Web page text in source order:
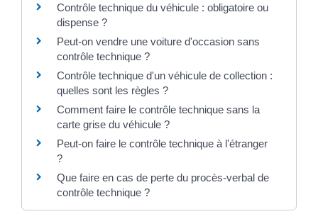
Contrôle technique du véhicule : obligatoire ou
dispense ?
Peut-on vendre une voiture d'occasion sans
contrôle technique ?
Contrôle technique d'un véhicule de collection :
quelles sont les règles ?
Comment faire le contrôle technique sans la
carte grise du véhicule ?
Peut-on faire le contrôle technique à l'étranger
?
Que faire en cas de perte du procès-verbal de
contrôle technique ?